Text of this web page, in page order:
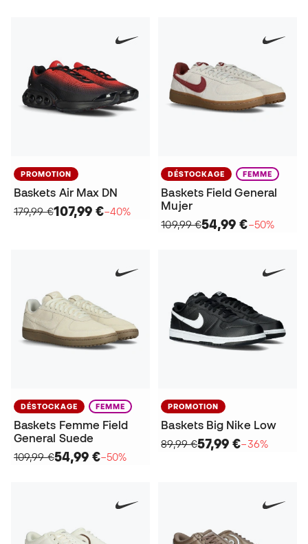
PROMOTION
Baskets Air Max DN
179,99 €107,99 €−40%
DÉSTOCKAGE FEMME
Baskets Field General
Mujer
109,99 €54,99 €−50%
DÉSTOCKAGE FEMME
Baskets Femme Field
General Suede
109,99 €54,99 €−50%
PROMOTION
Baskets Big Nike Low
89,99 €57,99 €−36%